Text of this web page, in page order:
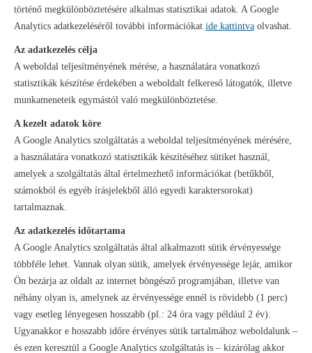
történő megkülönböztetésére alkalmas statisztikai adatok. A Google
Analytics adatkezeléséről további információkat ide kattintva olvashat.
Az adatkezelés célja
A weboldal teljesítményének mérése, a használatára vonatkozó
statisztikák készítése érdekében a weboldalt felkereső látogatók, illetve
munkameneteik egymástól való megkülönböztetése.
A kezelt adatok köre
A Google Analytics szolgáltatás a weboldal teljesítményének mérésére,
a használatára vonatkozó statisztikák készítéséhez sütiket használ,
amelyek a szolgáltatás által értelmezhető információkat (betűkből,
számokból és egyéb írásjelekből álló egyedi karaktersorokat)
tartalmaznak.
Az adatkezelés időtartama
A Google Analytics szolgáltatás által alkalmazott sütik érvényessége
többféle lehet. Vannak olyan sütik, amelyek érvényessége lejár, amikor
Ön bezárja az oldalt az internet böngésző programjában, illetve van
néhány olyan is, amelynek az érvényessége ennél is rövidebb (1 perc)
vagy esetleg lényegesen hosszabb (pl.: 24 óra vagy például 2 év).
Ugyanakkor e hosszabb időre érvényes sütik tartalmához weboldalunk –
és ezen keresztül a Google Analytics szolgáltatás is – kizárólag akkor